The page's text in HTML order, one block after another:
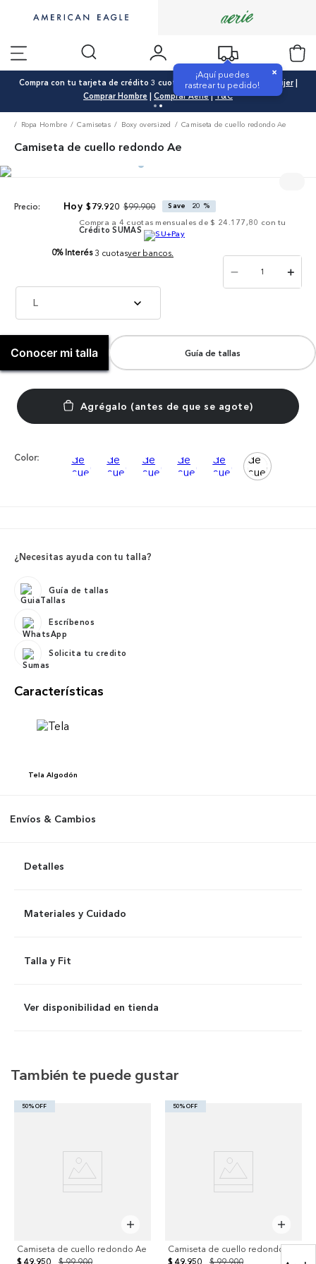
¡Aquí puedes
rastrear tu pedido!
×
Compra con tu tarjeta de crédito 3 cuotas 0% interés |Comprar Mujer|
Comprar Hombre | Comprar Aerie|T&C
Ropa Hombre Camisetas Boxy oversized Camiseta de cuello redondo Ae
Camiseta de cuello redondo Ae
Precio: $79.920 $99.900 Save 20 %
Compra a 4 cuotas mensuales de $ 24.177,80 con tu
Crédito SUMAS
0% Interés 3 cuotasver bancos.
L
＋
－
Conocer mi talla Guía de tallas
Color:
¿Necesitas ayuda con tu talla?
Guía de tallas
Escríbenos
Solicita tu credito
Características
Tela Algodón
Envíos & Cambios
Detalles
Materiales y Cuidado
Talla y Fit
Ver disponibilidad en tienda
También te puede gustar
50% OFF
Camiseta de cuello redondo Ae
$ 99.900
$ 49.950
50% OFF
Camiseta de cuello redondo Ae
$ 99.900
$ 49.950